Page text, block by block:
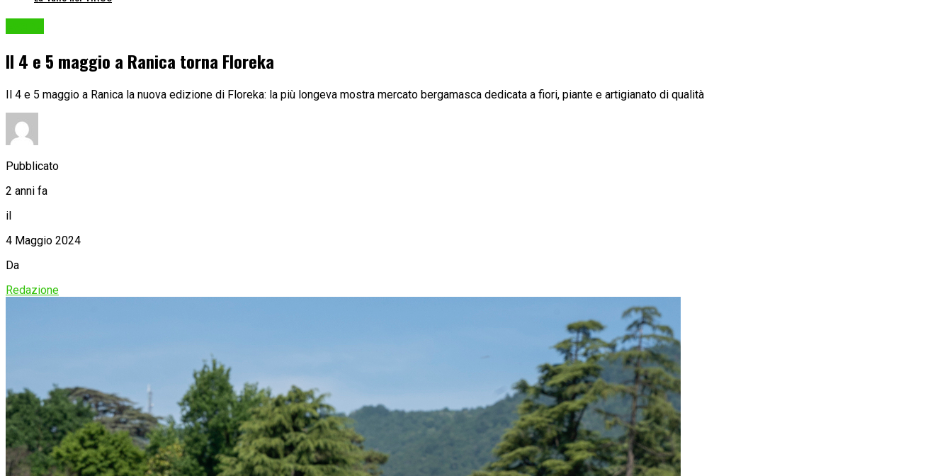
Il 4 e 5 maggio a Ranica torna Floreka
Il 4 e 5 maggio a Ranica la nuova edizione di Floreka: la più longeva mostra mercato bergamasca dedicata a fiori, piante e artigianato di qualità
Pubblicato
2 anni fa
il
4 Maggio 2024
Da
Redazione